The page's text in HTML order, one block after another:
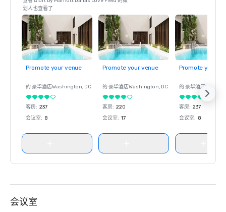
划人也查看了
Promote your venue
的 豪华酒店Washington, DC
客房: 237
会议室: 8
Promote your venue
的 豪华酒店Washington, DC
客房: 220
会议室: 17
Promote your
的 豪华酒店
客房: 237
会议室: 8
会议室